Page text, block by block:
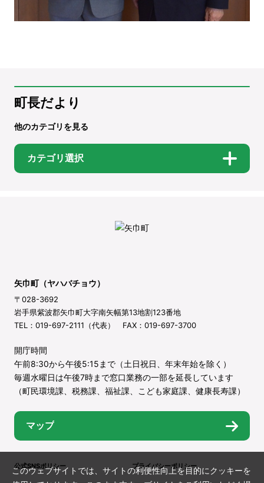
町長だより
他のカテゴリを見る
カテゴリ選択
矢巾町（ヤハバチョウ）
〒028-3692
岩手県紫波郡矢巾町大字南矢幅第13地割123番地
TEL：019-697-2111（代表） FAX：019-697-3700
開庁時間
午前8:30から午後5:15まで（土日祝日、年末年始を除く）
毎週水曜日は午後7時まで窓口業務の一部を延長しています
（町民環境課、税務課、福祉課、こども家庭課、健康長寿課）
マップ
公式SNSポリシー プライバシーポリシー
このウェブサイトでは、サイトの利便性向上を目的にクッキーを